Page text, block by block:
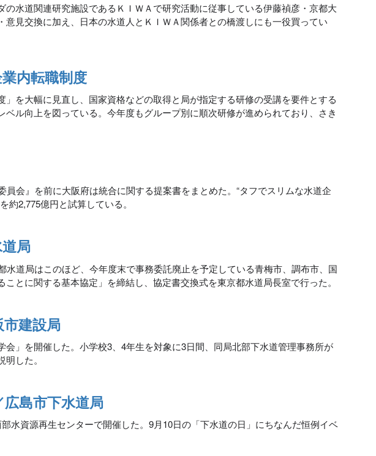
水道関連研究施設であるＫＩＷＡで研究活動に従事している伊藤禎彦・京都大
見交換に加え、日本の水道人とＫＩＷＡ関係者との橋渡しにも一役買ってい
内転職制度
を大幅に見直し、国家資格などの取得と局が指定する研修の受講を要件とする
ル向上を図っている。今年度もグループ別に順次研修が進められており、さき
会』を前に大阪府は統合に関する提案書をまとめた。“タフでスリムな水道企
約2,775億円と試算している。
局
道局はこのほど、今年度末で事務委託廃止を予定している青梅市、調布市、国
とに関する基本協定」を締結し、協定書交換式を東京都水道局長室で行った。
建設局
」を開催した。小学校3、4年生を対象に3日間、同局北部下水道管理事務所が
した。
島市下水道局
水資源再生センターで開催した。9月10日の「下水道の日」にちなんだ恒例イベ